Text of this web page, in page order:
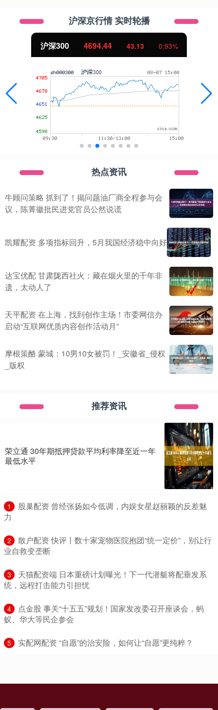
沪深京行情 实时轮播
沪深300 4694.44 43.13 0.93%
热点资讯
牛顾问策略 抓到了！揭问题油厂商全程参与会
议，陈菁徽批民进党官员公然说谎
凯耀配资 多项指标回升，5月我国经济稳中向好
达宝优配 甘肃陇西社火：藏在烟火里的千年非
遗，太动人了
天平配资 在上海，找到创作主场！市委网信办
启动“互联网优质内容创作活动月”
摩根策酪 蒙城：10男10女被罚！_安徽省_侵权
_版权
推荐资讯
荣立通 30年期抵押贷款平均利率降至近一年
最低水平
1
​股巢配资 曾经张扬如今低调，内娱女星赵丽颖的反差魅
力
2
​散户配资 快评丨数十家宠物医院抱团“统一定价”，别让行
业自救变垄断
3
​天猫配资端 日本重磅计划曝光！下一代潜艇将配垂发系
统，远程打击能力引担忧
4
​点金股 事关“十五五”规划！国家发改委召开座谈会，蚂
蚁、华大等民企参会
5 ​实配网配资 “自愿”的治安险，如何让“自愿”更纯粹？